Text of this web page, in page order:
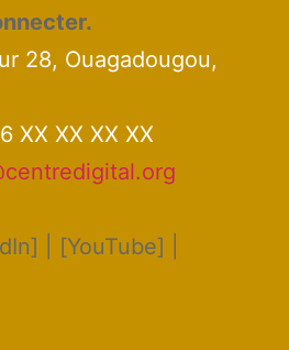
28, Ouagadougou,
XX XX XX XX
| [YouTube] |